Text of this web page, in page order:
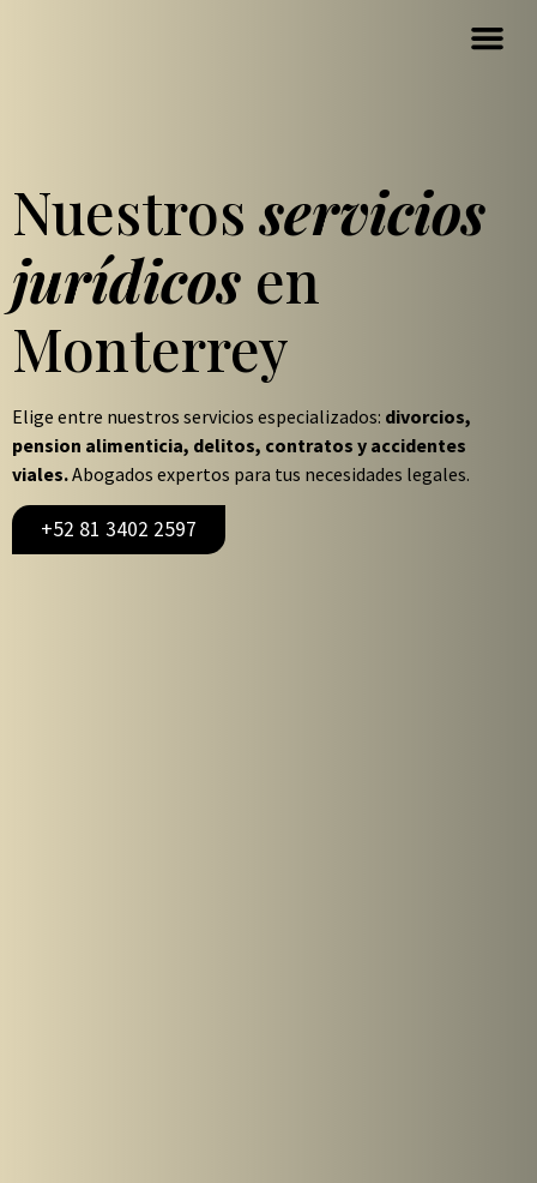
Nuestrosservicios
jurídicos en
Monterrey
Elige entre nuestros servicios especializados: divorcios,
pension alimenticia, delitos, contratos y accidentes
viales.Abogados expertos para tus necesidades legales.
+52 81 3402 2597